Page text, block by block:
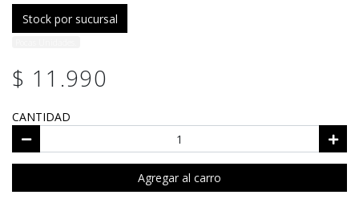
Stock por sucursal
$ 11.990
CANTIDAD
Agregar al carro